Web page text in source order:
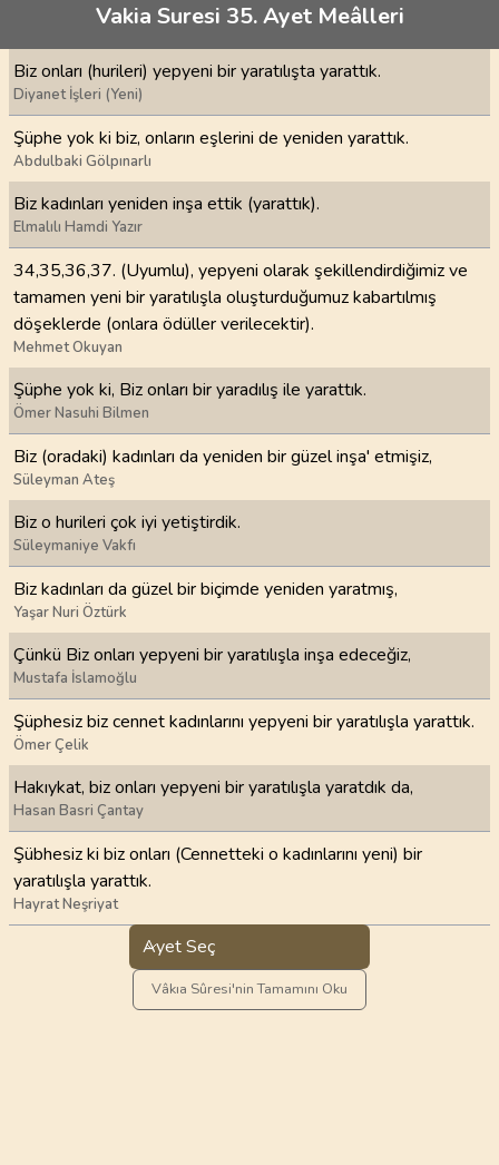
Vakia Suresi 35. Ayet Meâlleri
Biz onları (hurileri) yepyeni bir yaratılışta yarattık.
Diyanet İşleri (Yeni)
Şüphe yok ki biz, onların eşlerini de yeniden yarattık.
Abdulbaki Gölpınarlı
Biz kadınları yeniden inşa ettik (yarattık).
Elmalılı Hamdi Yazır
34,35,36,37. (Uyumlu), yepyeni olarak şekillendirdiğimiz ve
tamamen yeni bir yaratılışla oluşturduğumuz kabartılmış
döşeklerde (onlara ödüller verilecektir).
Mehmet Okuyan
Şüphe yok ki, Biz onları bir yaradılış ile yarattık.
Ömer Nasuhi Bilmen
Biz (oradaki) kadınları da yeniden bir güzel inşa' etmişiz,
Süleyman Ateş
Biz o hurileri çok iyi yetiştirdik.
Süleymaniye Vakfı
Biz kadınları da güzel bir biçimde yeniden yaratmış,
Yaşar Nuri Öztürk
Çünkü Biz onları yepyeni bir yaratılışla inşa edeceğiz,
Mustafa İslamoğlu
Şüphesiz biz cennet kadınlarını yepyeni bir yaratılışla yarat­tık.
Ömer Çelik
Hakıykat, biz onları yepyeni bir yaratılışla yaratdık da,
Hasan Basri Çantay
Şübhesiz ki biz onları (Cennetteki o kadınlarını yeni) bir
yaratılışla yarattık.
Hayrat Neşriyat
Ayet Seç
Vâkıa Sûresi'nin Tamamını Oku